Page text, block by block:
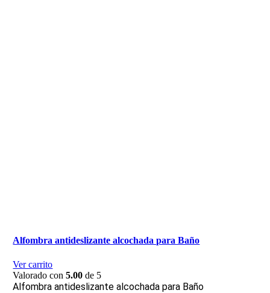
Alfombra antideslizante alcochada para Baño
Ver carrito
Valorado con5.00 de 5
Alfombra antideslizante alcochada para Baño